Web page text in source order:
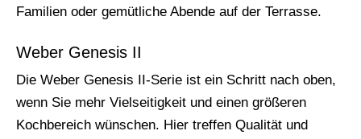
Familien oder gemütliche Abende auf der Terrasse.
Weber Genesis II
Die Weber Genesis II-Serie ist ein Schritt nach oben,
wenn Sie mehr Vielseitigkeit und einen größeren
Kochbereich wünschen. Hier treffen Qualität und